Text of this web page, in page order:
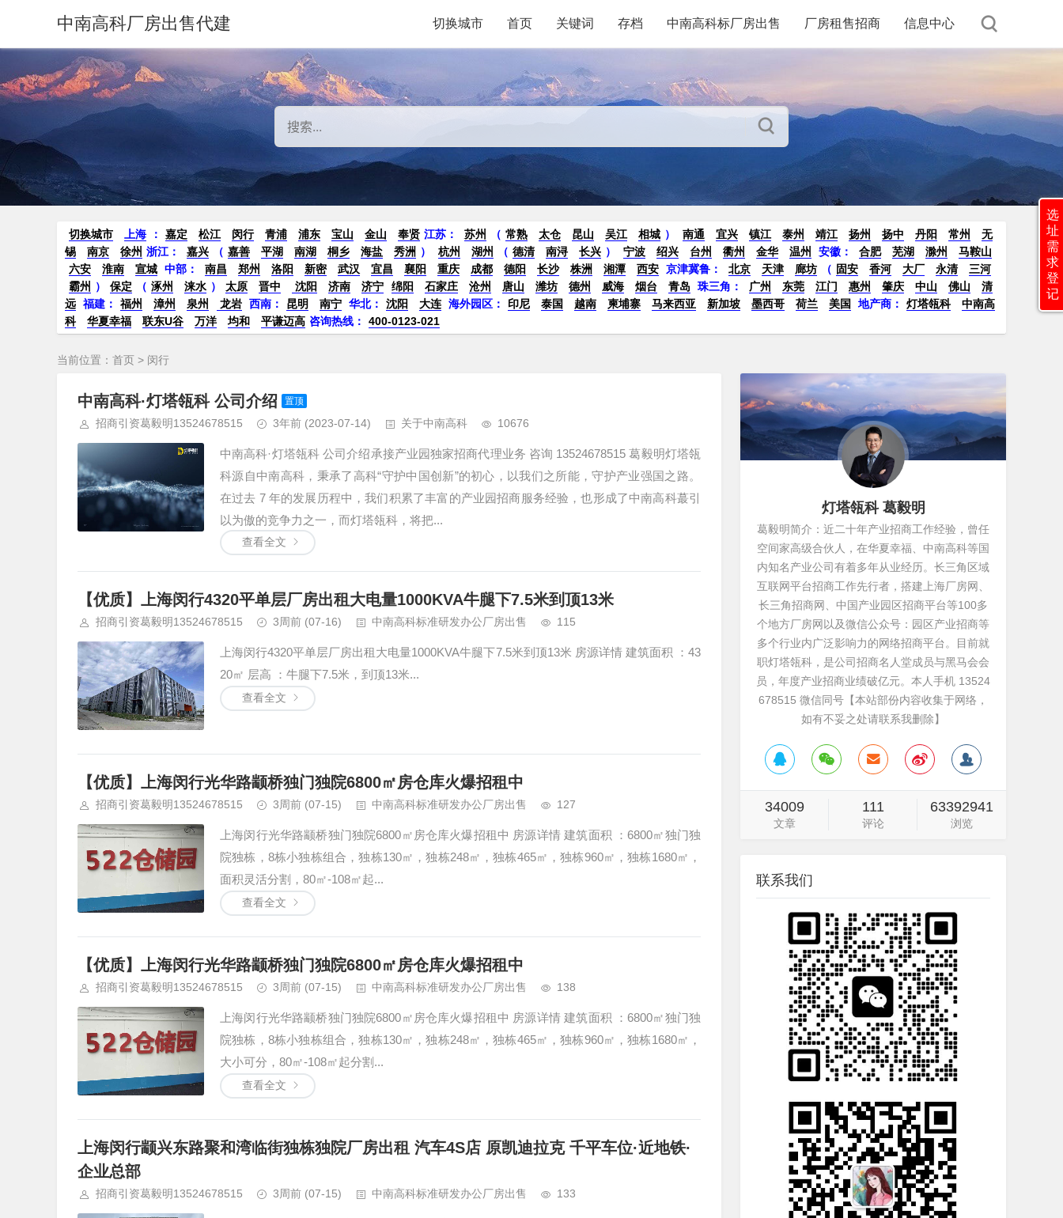
中南高科厂房出售代建 切换城市 首页 关键词 存档 中南高科标厂房出售 厂房租售招商 信息中心
切换城市 上海 ： 嘉定 松江 闵行 青浦 浦东 宝山 金山 奉贤 江苏： 苏州 （ 常熟 太仓 昆山 吴江 相城 ） 南通 宜兴 镇江 泰州 靖江 扬州 扬中 丹阳 常州
无
锡
南京 徐州 浙江： 嘉兴 （ 嘉善 平湖 南湖 桐乡 海盐 秀洲 ） 杭州 湖州 （ 德清 南浔 长兴 ） 宁波 绍兴 台州 衢州 金华 温州 安徽： 合肥 芜湖 滁州
马鞍山
六安
淮南 宣城 中部： 南昌 郑州 洛阳 新密 武汉 宜昌 襄阳 重庆 成都 德阳 长沙 株洲 湘潭 西安 京津冀鲁： 北京 天津 廊坊 （ 固安 香河 大厂 永清
三河
霸州 ） 保定 （ 涿州 涞水 ） 太原 晋中 沈阳 济南 济宁 绵阳 石家庄 沧州 唐山 潍坊 德州 威海 烟台 青岛 珠三角： 广州 东莞 江门 惠州 肇庆 中山 佛山
清
远 福建： 福州 漳州 泉州 龙岩 西南： 昆明 南宁 华北： 沈阳 大连 海外园区： 印尼 泰国 越南 柬埔寨 马来西亚 新加坡 墨西哥 荷兰 美国 地产商： 灯塔瓴科
中南高
科
华夏幸福 联东U谷 万洋 均和 平谦迈高 咨询热线： 400-0123-021
当前位置： 首页 > 闵行
中南高科·灯塔瓴科 公司介绍 置顶
招商引资葛毅明13524678515 3年前 (2023-07-14) 关于中南高科 10676
中南高科·灯塔瓴科 公司介绍承接产业园独家招商代理业务 咨询 13524678515 葛毅明灯塔瓴
科源自中南高科，秉承了高科“守护中国创新”的初心，以我们之所能，守护产业强国之路。
在过去 7 年的发展历程中，我们积累了丰富的产业园招商服务经验，也形成了中南高科蕞引
以为傲的竞争力之一，而灯塔瓴科，将把...
查看全文
【优质】上海闵行4320平单层厂房出租大电量1000KVA牛腿下7.5米到顶13米
招商引资葛毅明13524678515 3周前 (07-16) 中南高科标准研发办公厂房出售 115
上海闵行4320平单层厂房出租大电量1000KVA牛腿下7.5米到顶13米 房源详情 建筑面积 ：43
20㎡ 层高 ：牛腿下7.5米，到顶13米...
查看全文
【优质】上海闵行光华路颛桥独门独院6800㎡房仓库火爆招租中
招商引资葛毅明13524678515 3周前 (07-15) 中南高科标准研发办公厂房出售 127
上海闵行光华路颛桥独门独院6800㎡房仓库火爆招租中 房源详情 建筑面积 ：6800㎡独门独
院独栋，8栋小独栋组合，独栋130㎡，独栋248㎡，独栋465㎡，独栋960㎡，独栋1680㎡，
面积灵活分割，80㎡-108㎡起...
查看全文
【优质】上海闵行光华路颛桥独门独院6800㎡房仓库火爆招租中
招商引资葛毅明13524678515 3周前 (07-15) 中南高科标准研发办公厂房出售 138
上海闵行光华路颛桥独门独院6800㎡房仓库火爆招租中 房源详情 建筑面积 ：6800㎡独门独
院独栋，8栋小独栋组合，独栋130㎡，独栋248㎡，独栋465㎡，独栋960㎡，独栋1680㎡，
大小可分，80㎡-108㎡起分割...
查看全文
上海闵行颛兴东路聚和湾临街独栋独院厂房出租 汽车4S店 原凯迪拉克 千平车位·近地铁·
企业总部
招商引资葛毅明13524678515 3周前 (07-15) 中南高科标准研发办公厂房出售 133
灯塔瓴科 葛毅明
葛毅明简介：近二十年产业招商工作经验，曾任
空间家高级合伙人，在华夏幸福、中南高科等国
内知名产业公司有着多年从业经历。长三角区域
互联网平台招商工作先行者，搭建上海厂房网、
长三角招商网、中国产业园区招商平台等100多
个地方厂房网以及微信公众号：园区产业招商等
多个行业内广泛影响力的网络招商平台。目前就
职灯塔瓴科，是公司招商名人堂成员与黑马会会
员，年度产业招商业绩破亿元。本人手机 13524
678515 微信同号【本站部份内容收集于网络，
如有不妥之处请联系我删除】
34009
文章
111
评论
63392941
浏览
联系我们
选
址
需
求
登
记